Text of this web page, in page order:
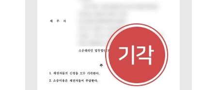
기업법무그룹 업무
전체
PROFESSIONALS